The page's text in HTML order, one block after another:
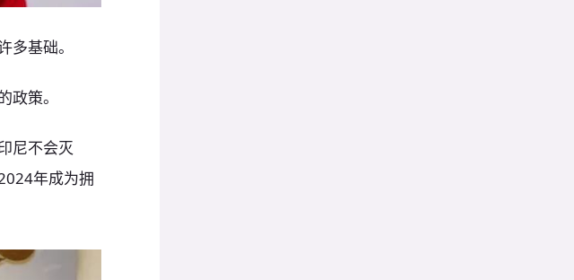
基础。
策。
尼不会灭
年成为拥